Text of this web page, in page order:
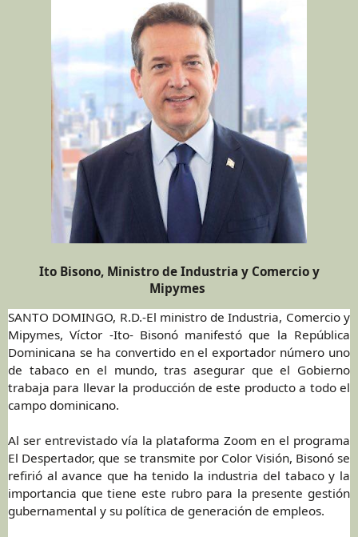
Ito Bisono, Ministro de Industria y Comercio y
Mipymes
SANTO DOMINGO, R.D.-El ministro de Industria, Comercio y
Mipymes, Víctor -Ito- Bisonó manifestó que la República
Dominicana se ha convertido en el exportador número uno
de tabaco en el mundo, tras asegurar que el Gobierno
trabaja para llevar la producción de este producto a todo el
campo dominicano.
Al ser entrevistado vía la plataforma Zoom en el programa
El Despertador, que se transmite por Color Visión, Bisonó se
refirió al avance que ha tenido la industria del tabaco y la
importancia que tiene este rubro para la presente gestión
gubernamental y su política de generación de empleos.